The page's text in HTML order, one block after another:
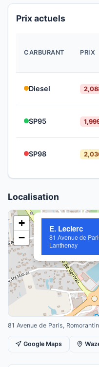
Prix actuels
CARBURANT PRIX
Diesel
SP95
SP98
Localisation
E. Leclerc
81 Avenue de
Lanthenay
+
−
81 Avenue de Paris,
Google Maps